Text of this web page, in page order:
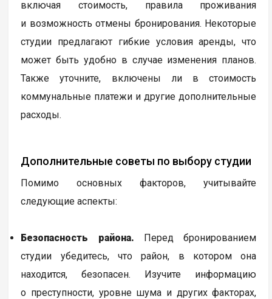
включая стоимость, правила проживания
и возможность отмены бронирования. Некоторые
студии предлагают гибкие условия аренды, что
может быть удобно в случае изменения планов.
Также уточните, включены ли в стоимость
коммунальные платежи и другие дополнительные
расходы.
Дополнительные советы по выбору студии
Помимо основных факторов, учитывайте
следующие аспекты:
Безопасность района. Перед бронированием
студии убедитесь, что район, в котором она
находится, безопасен. Изучите информацию
о преступности, уровне шума и других факторах,